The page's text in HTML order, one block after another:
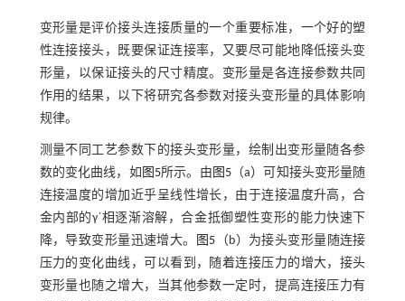
变形量是评价接头连接质量的一个重要标准，一个好的塑
性连接接头，既要保证连接率，又要尽可能地降低接头变
形量，以保证接头的尺寸精度。变形量是各连接参数共同
作用的结果，以下将研究各参数对接头变形量的具体影响
规律。
测量不同工艺参数下的接头变形量，绘制出变形量随各参
数的变化曲线，如 图5所示。由 图5（a）可知接头变形量随
连接温度的增加近乎呈线性增长，由于连接温度升高，合
金内部的γ´相逐渐溶解，合金抵御塑性变形的能力快速下
降，导致变形量迅速增大。
图5 （b）为接头变形量随连接
压力的变化曲线，可以看到，随着连接压力的增大，接头
变形量也随之增大，当其他参数一定时，提高连接压力有